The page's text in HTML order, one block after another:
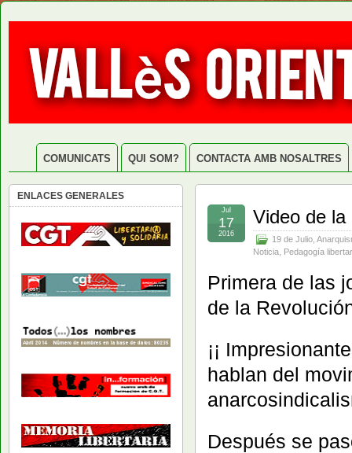
COMUNICATS QUI SOM? CONTACTA AMB NOSALTRES
Video de la
19 de Julio
Noticia Pedagogía
Jul
17
2016
Primera de las
de la
¡¡
hablan del
Después se
ENLACES GENERALES